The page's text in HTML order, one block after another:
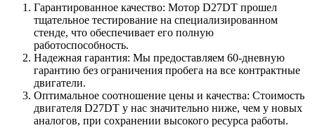
Гарантированное качество: Мотор D27DT прошел
тщательное тестирование на специализированном
стенде, что обеспечивает его полную
работоспособность.
Надежная гарантия: Мы предоставляем 60-дневную
гарантию без ограничения пробега на все контрактные
двигатели.
Оптимальное соотношение цены и качества: Стоимость
двигателя D27DT у нас значительно ниже, чем у новых
аналогов, при сохранении высокого ресурса работы.